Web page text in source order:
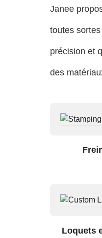
Janee
toutes
précision et
des
Loquets